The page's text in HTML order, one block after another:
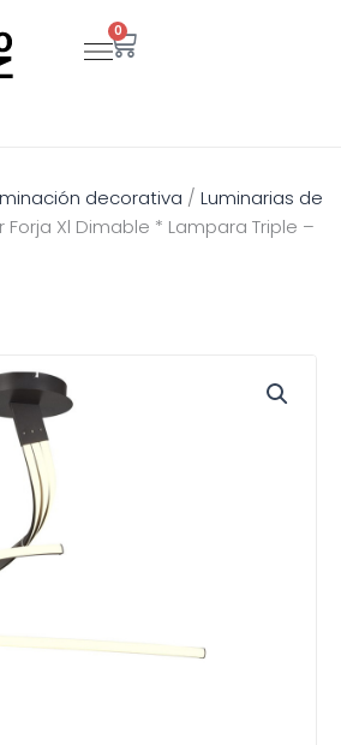
0
Carrito
decorativa / Luminarias de
Forja Xl Dimable * Lampara Triple –